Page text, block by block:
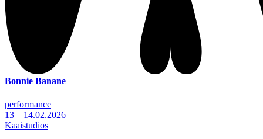
Bonnie Banane
performance
13—14.02.2026
Kaaistudios